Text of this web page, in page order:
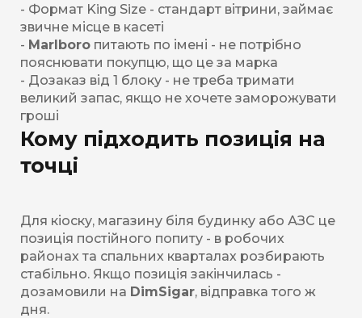
- Формат King Size - стандарт вітрини, займає
звичне місце в касеті
- Marlboro питають по імені - не потрібно
пояснювати покупцю, що це за марка
- Дозаказ від 1 блоку - не треба тримати
великий запас, якщо не хочете заморожувати
гроші
Кому підходить позиція на
точці
Для кіоску, магазину біля будинку або АЗС це
позиція постійного попиту - в робочих
районах та спальних кварталах розбирають
стабільно. Якщо позиція закінчилась -
дозамовили на DimSigar, відправка того ж
дня.